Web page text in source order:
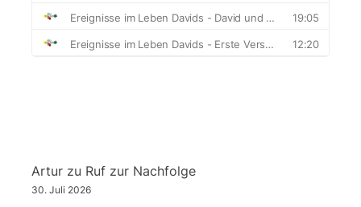
Artur zu Ruf zur Nachfolge
30. Juli 2026